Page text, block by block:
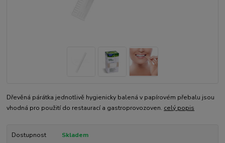
Dřevěná párátka jednotlivě hygienicky balená v papírovém přebalu jsou
vhodná pro použití do restaurací a gastroprovozoven. celý popis
Dostupnost Skladem